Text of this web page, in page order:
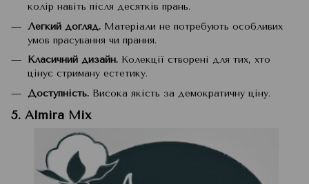
колір навіть після десятків прань.
Легкий догляд. Матеріали не потребують особливих
умов прасування чи прання.
Класичний дизайн. Колекції створені для тих, хто
цінує стриману естетику.
Доступність. Висока якість за демократичну ціну.
5. Almira Mix